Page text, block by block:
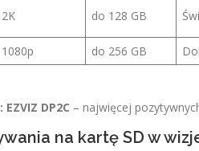
2K do 128 GB
1080p do 256 GB
EZVIZ DP2C – najwięcej
na kartę SD w